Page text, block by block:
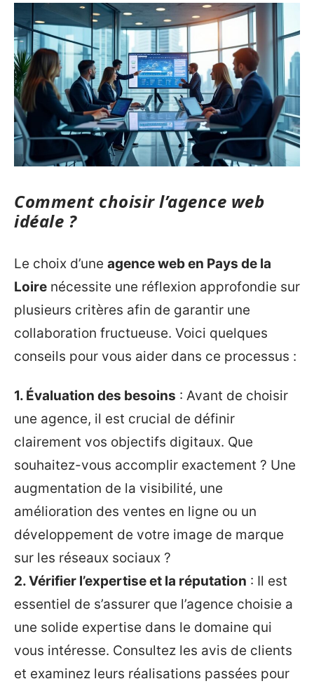
Comment choisir l’agence web
idéale ?
Le choix d’une agence web en Pays de la
Loire nécessite une réflexion approfondie sur
plusieurs critères afin de garantir une
collaboration fructueuse. Voici quelques
conseils pour vous aider dans ce processus :
1. Évaluation des besoins : Avant de choisir
une agence, il est crucial de définir
clairement vos objectifs digitaux. Que
souhaitez-vous accomplir exactement ? Une
augmentation de la visibilité, une
amélioration des ventes en ligne ou un
développement de votre image de marque
sur les réseaux sociaux ?
2. Vérifier l’expertise et la réputation : Il est
essentiel de s’assurer que l’agence choisie a
une solide expertise dans le domaine qui
vous intéresse. Consultez les avis de clients
et examinez leurs réalisations passées pour